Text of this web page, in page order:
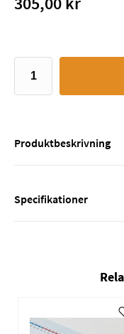
Produktbeskrivning
Specifikationer